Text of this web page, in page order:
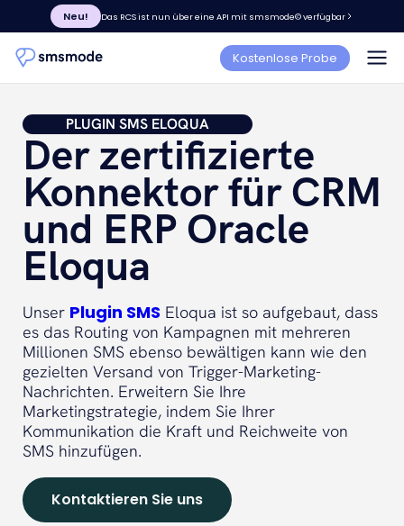
Neu! Das RCS ist nun über eine API mit smsmode© verfügbar
Kostenlose Probe
PLUGIN SMS ELOQUA
Der zertifizierte
Konnektor für CRM
und ERP Oracle
Eloqua
Unser Plugin SMS Eloqua ist so aufgebaut, dass
es das Routing von Kampagnen mit mehreren
Millionen SMS ebenso bewältigen kann wie den
gezielten Versand von Trigger-Marketing-
Nachrichten. Erweitern Sie Ihre
Marketingstrategie, indem Sie Ihrer
Kommunikation die Kraft und Reichweite von
SMS hinzufügen.
Kontaktieren Sie uns